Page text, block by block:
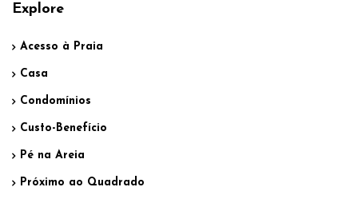
Explore
Acesso à Praia
Casa
Condomínios
Custo-Benefício
Pé na Areia
Próximo ao Quadrado